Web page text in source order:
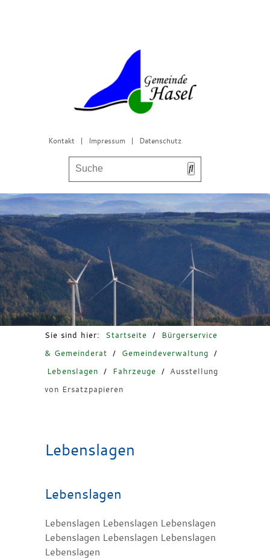
Kontakt | Impressum | Datenschutz
Bürgerservice & Gemeinderat
Leben in Hasel
Freizeit & Tourismus
Sie sind hier: Startseite /
Bürgerservice
& Gemeinderat
/ Gemeindeverwaltung
/
Lebenslagen
/ Fahrzeuge / Ausstellung
von Ersatzpapieren
Lebenslagen
Lebenslagen
Lebenslagen Lebenslagen Lebenslagen
Lebenslagen Lebenslagen Lebenslagen
Lebenslagen